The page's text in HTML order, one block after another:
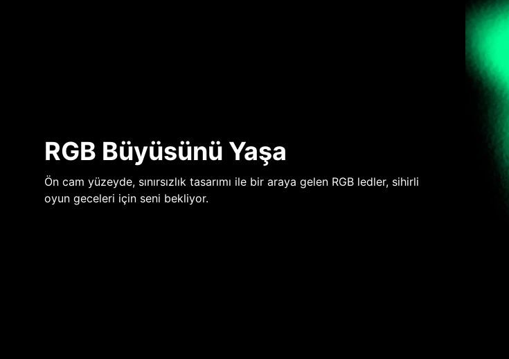
RGB Büyüsünü Yaşa
Ön cam yüzeyde, sınırsızlık tasarımı ile bir araya gelen RGB ledler, sihirli
oyun geceleri için seni bekliyor.